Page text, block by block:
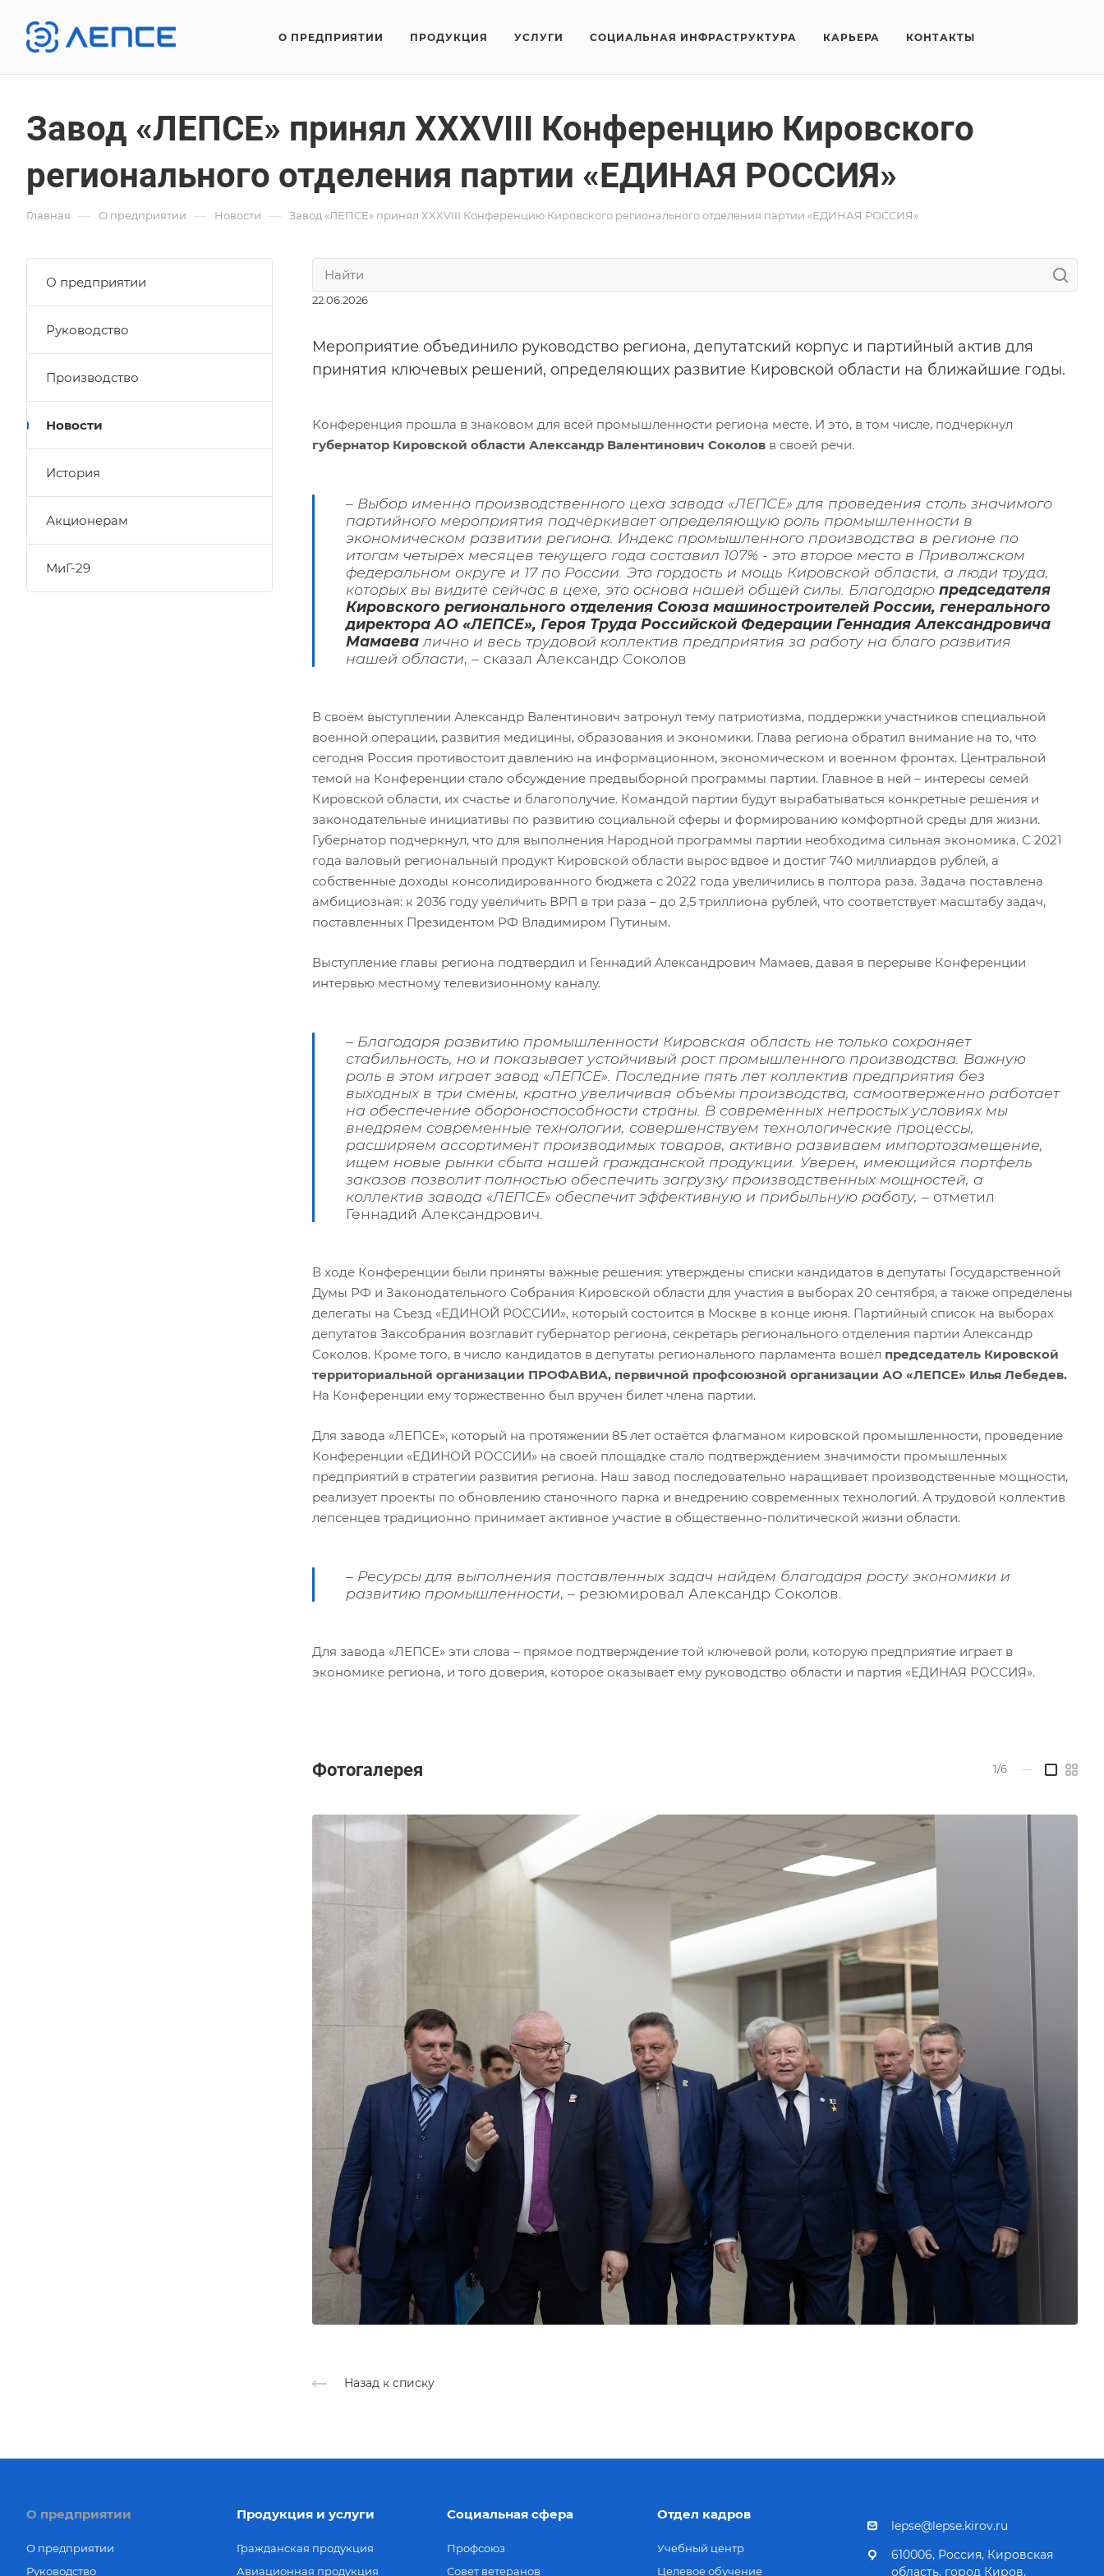
О ПРЕДПРИЯТИИ ПРОДУКЦИЯ УСЛУГИ СОЦИАЛЬНАЯ ИНФРАСТРУКТУРА КАРЬЕРА КОНТАКТЫ
Завод «ЛЕПСЕ» принял XXXVIII Конференцию Кировского
регионального отделения партии «ЕДИНАЯ РОССИЯ»
Главная — О предприятии — Новости — Завод «ЛЕПСЕ» принял XXXVIII Конференцию Кировского регионального отделения партии «ЕДИНАЯ РОССИЯ»
22.06.2026
Мероприятие объединило руководство региона, депутатский корпус и партийный актив для
принятия ключевых решений, определяющих развитие Кировской области на ближайшие годы.
Конференция прошла в знаковом для всей промышленности региона месте. И это, в том числе, подчеркнул
губернатор Кировской области Александр Валентинович Соколов в своей речи.
– Выбор именно производственного цеха завода «ЛЕПСЕ» для проведения столь значимого
партийного мероприятия подчёркивает определяющую роль промышленности в
экономическом развитии региона. Индекс промышленного производства в регионе по
итогам четырёх месяцев текущего года составил 107% - это второе место в Приволжском
федеральном округе и 17 по России. Это гордость и мощь Кировской области, а люди труда,
которых вы видите сейчас в цехе, это основа нашей общей силы. Благодарю председателя
Кировского регионального отделения Союза машиностроителей России, генерального
директора АО «ЛЕПСЕ», Героя Труда Российской Федерации Геннадия Александровича
Мамаева лично и весь трудовой коллектив предприятия за работу на благо развития
нашей области, – сказал Александр Соколов
В своём выступлении Александр Валентинович затронул тему патриотизма, поддержки участников специальной
военной операции, развития медицины, образования и экономики. Глава региона обратил внимание на то, что
сегодня Россия противостоит давлению на информационном, экономическом и военном фронтах. Центральной
темой на Конференции стало обсуждение предвыборной программы партии. Главное в ней – интересы семей
Кировской области, их счастье и благополучие. Командой партии будут вырабатываться конкретные решения и
законодательные инициативы по развитию социальной сферы и формированию комфортной среды для жизни.
Губернатор подчеркнул, что для выполнения Народной программы партии необходима сильная экономика. С 2021
года валовый региональный продукт Кировской области вырос вдвое и достиг 740 миллиардов рублей, а
собственные доходы консолидированного бюджета с 2022 года увеличились в полтора раза. Задача поставлена
амбициозная: к 2036 году увеличить ВРП в три раза – до 2,5 триллиона рублей, что соответствует масштабу задач,
поставленных Президентом РФ Владимиром Путиным.
Выступление главы региона подтвердил и Геннадий Александрович Мамаев, давая в перерыве Конференции
интервью местному телевизионному каналу.
– Благодаря развитию промышленности Кировская область не только сохраняет
стабильность, но и показывает устойчивый рост промышленного производства. Важную
роль в этом играет завод «ЛЕПСЕ». Последние пять лет коллектив предприятия без
выходных в три смены, кратно увеличивая объёмы производства, самоотверженно работает
на обеспечение обороноспособности страны. В современных непростых условиях мы
внедряем современные технологии, совершенствуем технологические процессы,
расширяем ассортимент производимых товаров, активно развиваем импортозамещение,
ищем новые рынки сбыта нашей гражданской продукции. Уверен, имеющийся портфель
заказов позволит полностью обеспечить загрузку производственных мощностей, а
коллектив завода «ЛЕПСЕ» обеспечит эффективную и прибыльную работу, – отметил
Геннадий Александрович.
В ходе Конференции были приняты важные решения: утверждены списки кандидатов в депутаты Государственной
Думы РФ и Законодательного Собрания Кировской области для участия в выборах 20 сентября, а также определены
делегаты на Съезд «ЕДИНОЙ РОССИИ», который состоится в Москве в конце июня. Партийный список на выборах
депутатов Заксобрания возглавит губернатор региона, секретарь регионального отделения партии Александр
Соколов. Кроме того, в число кандидатов в депутаты регионального парламента вошёл председатель Кировской
территориальной организации ПРОФАВИА, первичной профсоюзной организации АО «ЛЕПСЕ» Илья Лебедев.
На Конференции ему торжественно был вручен билет члена партии.
Для завода «ЛЕПСЕ», который на протяжении 85 лет остаётся флагманом кировской промышленности, проведение
Конференции «ЕДИНОЙ РОССИИ» на своей площадке стало подтверждением значимости промышленных
предприятий в стратегии развития региона. Наш завод последовательно наращивает производственные мощности,
реализует проекты по обновлению станочного парка и внедрению современных технологий. А трудовой коллектив
лепсенцев традиционно принимает активное участие в общественно-политической жизни области.
– Ресурсы для выполнения поставленных задач найдём благодаря росту экономики и
развитию промышленности, – резюмировал Александр Соколов.
Для завода «ЛЕПСЕ» эти слова – прямое подтверждение той ключевой роли, которую предприятие играет в
экономике региона, и того доверия, которое оказывает ему руководство области и партия «ЕДИНАЯ РОССИЯ».
Фотогалерея 1/6 —
Назад к списку
О предприятии
Руководство
Производство
Новости
История
Акционерам
МиГ-29
О предприятии
О предприятии
Руководство
Продукция и услуги
Гражданская продукция
Авиационная продукция
Социальная сфера
Профсоюз
Совет ветеранов
Отдел кадров
Учебный центр
Целевое обучение
lepse@lepse.kirov.ru
610006, Россия, Кировская
область, город Киров,